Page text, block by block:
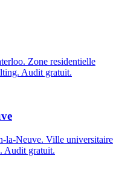
Zone residentielle
Audit gratuit.
la-Neuve. Ville universitaire
Audit gratuit.